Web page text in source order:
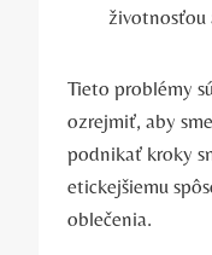
životnosťou
Tieto problémy
ozrejmiť, aby
podnikať kroky
etickejšiemu
oblečenia.